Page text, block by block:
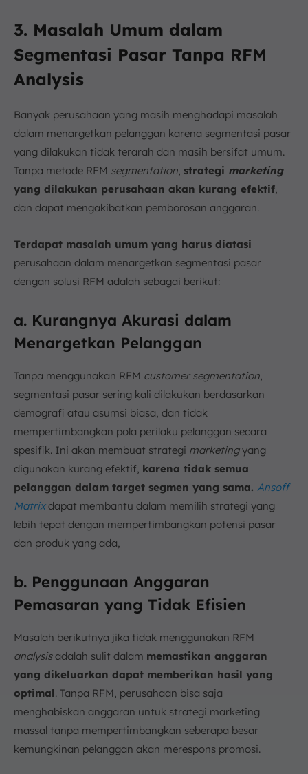
3. Masalah Umum dalam
Segmentasi Pasar Tanpa RFM
Analysis
Banyak perusahaan yang masih menghadapi masalah
dalam menargetkan pelanggan karena segmentasi pasar
yang dilakukan tidak terarah dan masih bersifat umum.
Tanpa metode RFM segmentation strategi marketing
yang dilakukan perusahaan akan kurang efektif
dan dapat mengakibatkan pemborosan anggaran.
Terdapat masalah umum yang harus diatasi
perusahaan dalam menargetkan segmentasi pasar
dengan solusi RFM adalah sebagai berikut:
a. Kurangnya Akurasi dalam
Menargetkan Pelanggan
Tanpa menggunakan RFM customer segmentation
segmentasi pasar sering kali dilakukan berdasarkan
demografi atau asumsi biasa, dan tidak
mempertimbangkan pola perilaku pelanggan secara
spesifik. Ini akan membuat strategi marketingyang
digunakan kurang efektif, karena tidak semua
pelanggan dalam target segmen yang sama. Ansoff
Matrixdapat membantu dalam memilih strategi yang
lebih tepat dengan mempertimbangkan potensi pasar
dan produk yang ada,
b. Penggunaan Anggaran
Pemasaran yang Tidak Efisien
Masalah berikutnya jika tidak menggunakan RFM
analysisadalah sulit dalam memastikan anggaran
yang dikeluarkan dapat memberikan hasil yang
optimal. Tanpa RFM, perusahaan bisa saja
menghabiskan anggaran untuk strategi marketing
massal tanpa mempertimbangkan seberapa besar
kemungkinan pelanggan akan merespons promosi.